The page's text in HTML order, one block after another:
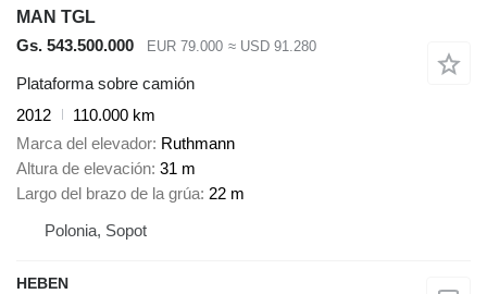
MAN TGL
Gs. 543.500.000
EUR 79.000 ≈ USD 91.280
Plataforma sobre camión
2012
110.000 km
Marca del elevador Ruthmann
Altura de elevación 31 m
Largo del brazo de la grúa 22 m
Polonia, Sopot
HEBEN